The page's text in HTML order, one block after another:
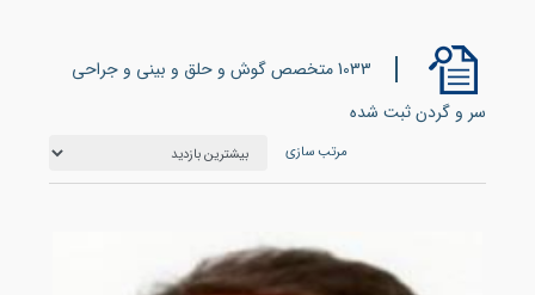
1033 متخصص گوش و حلق و بینی و جراحی
سر و گردن ثبت شده
مرتب سازی